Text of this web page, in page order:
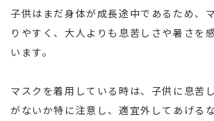
子供はまだ身体が成長途中であるため、
りやすく、大人よりも息苦しさや暑さを
います。
マスクを着用している時は、子供に息苦
がないか特に注意し、適宜外してあげる